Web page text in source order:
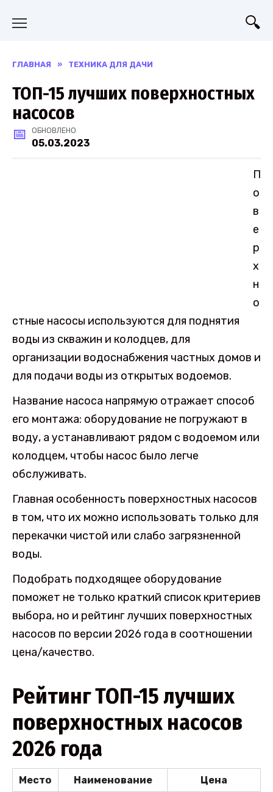
ГЛАВНАЯ » ТЕХНИКА ДЛЯ ДАЧИ
ТОП-15 лучших поверхностных
насосов
ОБНОВЛЕНО
05.03.2023
П
о
в
е
р
х
н
о
стные насосы используются для поднятия
воды из скважин и колодцев, для
организации водоснабжения частных домов и
для подачи воды из открытых водоемов.
Название насоса напрямую отражает способ
его монтажа: оборудование не погружают в
воду, а устанавливают рядом с водоемом или
колодцем, чтобы насос было легче
обслуживать.
Главная особенность поверхностных насосов
в том, что их можно использовать только для
перекачки чистой или слабо загрязненной
воды.
Подобрать подходящее оборудование
поможет не только краткий список критериев
выбора, но и рейтинг лучших поверхностных
насосов по версии 2026 года в соотношении
цена/качество.
Рейтинг ТОП-15 лучших
поверхностных насосов
2026 года
Место Наименование Цена